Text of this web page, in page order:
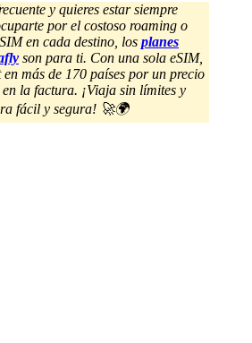
y quieres estar siempre
por el costoso roaming o
en cada destino, los planes
son para ti. Con una sola eSIM,
más de 170 países por un precio
la factura. ¡Viaja sin límites y
fácil y segura! 🚀🌍